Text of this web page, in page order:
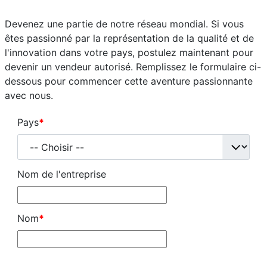
Revendeurs Agréés
Détails
Écrit par :EMSA Generator
Catégorie :Contact
Création : 2 Janvier 2025
Clics : 3682
Devenez une partie de notre réseau mondial. Si vous
êtes passionné par la représentation de la qualité et de
l'innovation dans votre pays, postulez maintenant pour
devenir un vendeur autorisé. Remplissez le formulaire ci-
dessous pour commencer cette aventure passionnante
avec nous.
Pays*
Nom de l'entreprise
Nom*